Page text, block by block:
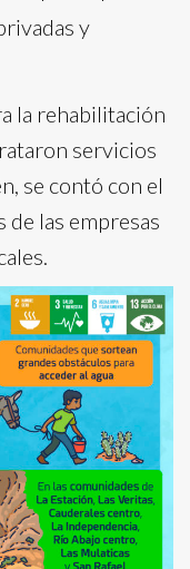
y
la rehabilitación
servicios
se contó con el
las empresas